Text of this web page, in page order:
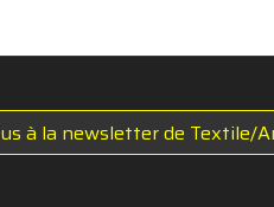
à la newsletter de Textile/